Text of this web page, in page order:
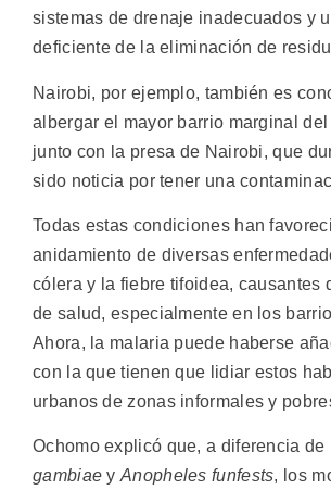
sistemas de drenaje inadecuados y
deficiente de la eliminación de
Nairobi, por ejemplo, también es
albergar el mayor barrio marginal
junto con la presa de Nairobi, que
sido noticia por tener una
Todas estas condiciones han
anidamiento de diversas
cólera y la fiebre tifoidea, causantes
de salud, especialmente en los
Ahora, la malaria puede haberse
con la que tienen que lidiar estos
urbanos de zonas informales y
Ochomo explicó que, a diferencia de
gambiae yAnopheles funfests, los